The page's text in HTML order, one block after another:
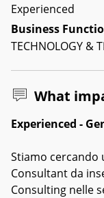
Experienced
Business
TECHNOLOGY &
What
Experienced -
Stiamo cercando
Consultant da
Consulting nelle